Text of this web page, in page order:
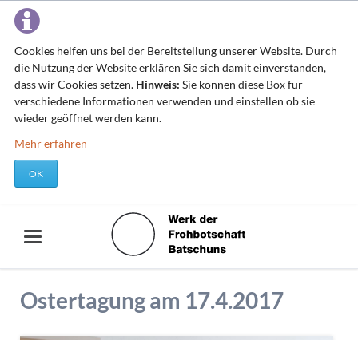
Cookies helfen uns bei der Bereitstellung unserer Website. Durch
die Nutzung der Website erklären Sie sich damit einverstanden,
dass wir Cookies setzen. Hinweis: Sie können diese Box für
verschiedene Informationen verwenden und einstellen ob sie
wieder geöffnet werden kann.
Mehr erfahren
OK
Ostertagung am 17.4.2017